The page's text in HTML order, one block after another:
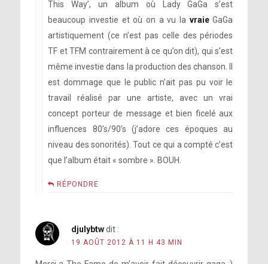
This Way’, un album où Lady GaGa s’est
beaucoup investie et où on a vu la vraieGaGa
artistiquement (ce n’est pas celle des périodes
TF et TFM contrairement à ce qu’on dit), qui s’est
même investie dans la production des chanson. Il
est dommage que le public n’ait pas pu voir le
travail réalisé par une artiste, avec un vrai
concept porteur de message et bien ficelé aux
influences 80’s/90’s (j’adore ces époques au
niveau des sonorités). Tout ce qui a compté c’est
que l’album était « sombre ». BOUH.
RÉPONDRE
djulybtw dit :
19 AOÛT 2012 À 11 H 43 MIN